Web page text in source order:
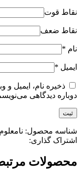
نقاط قوت
نقاط ضعف
نام *
ایمیل *
ذخیره نام، ایمیل
دوباره دیدگاهی
شناسه محصول: نامعلوم
اشتراک گذاری:
محصولات